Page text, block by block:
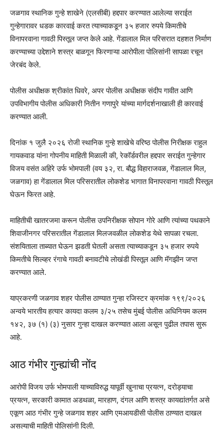
जळगाव स्थानिक गुन्हे शाखेने (एलसीबी) हद्दपार करण्यात आलेल्या सराईत
गुन्हेगारावर धडक कारवाई करत त्याच्याकडून ३५ हजार रुपये किमतीचे
विनापरवाना गावठी पिस्तूल जप्त केले आहे. गेंडालाल मिल परिसरात दहशत निर्माण
करण्याच्या उद्देशाने शस्त्र बाळगून फिरणाऱ्या आरोपीला पोलिसांनी सापळा रचून
जेरबंद केले.
पोलीस अधीक्षक श्रीकांत धिवरे, अपर पोलीस अधीक्षक संदीप गावीत आणि
उपविभागीय पोलीस अधिकारी नितीन गणापुरे यांच्या मार्गदर्शनाखाली ही कारवाई
करण्यात आली.
दिनांक १ जुलै २०२६ रोजी स्थानिक गुन्हे शाखेचे वरिष्ठ पोलीस निरीक्षक राहुल
गायकवाड यांना गोपनीय माहिती मिळाली की, रेकॉर्डवरील हद्दपार सराईत गुन्हेगार
विजय वसंत अहिरे उर्फ भोमपाली (वय ३२, रा. बौद्ध विहाराजवळ, गेंडालाल मिल,
जळगाव) हा गेंडालाल मिल परिसरातील लोकशेड भागात विनापरवाना गावठी पिस्तूल
घेऊन फिरत आहे.
माहितीची खातरजमा करून पोलीस उपनिरीक्षक सोपान गोरे आणि त्यांच्या पथकाने
शिवाजीनगर परिसरातील गेंडालाल मिलजवळील लोकशेड येथे सापळा रचला.
संशयिताला ताब्यात घेऊन झडती घेतली असता त्याच्याकडून ३५ हजार रुपये
किमतीचे सिल्व्हर रंगाचे गावठी बनावटीचे लोखंडी पिस्तूल आणि मॅगझीन जप्त
करण्यात आले.
याप्रकरणी जळगाव शहर पोलीस ठाण्यात गुन्हा रजिस्टर क्रमांक १९९/२०२६
अन्वये भारतीय हत्यार कायदा कलम ३/२५ तसेच मुंबई पोलीस अधिनियम कलम
१४२, ३७ (१) (३) नुसार गुन्हा दाखल करण्यात आला असून पुढील तपास सुरू
आहे.
आठ गंभीर गुन्ह्यांची नोंद
आरोपी विजय उर्फ भोमपाली याच्याविरुद्ध यापूर्वी खुनाचा प्रयत्न, दरोड्याचा
प्रयत्न, सरकारी कामात अडथळा, मारहाण, दंगल आणि शस्त्र कायद्यांतर्गत असे
एकूण आठ गंभीर गुन्हे जळगाव शहर आणि एमआयडीसी पोलीस ठाण्यात दाखल
असल्याची माहिती पोलिसांनी दिली.